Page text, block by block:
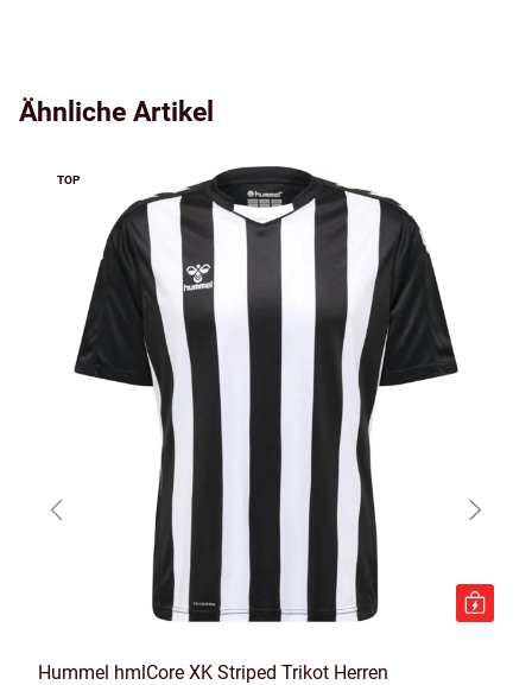
Ähnliche Artikel
TOP
Hummel hmlCore XK Striped Trikot Herren